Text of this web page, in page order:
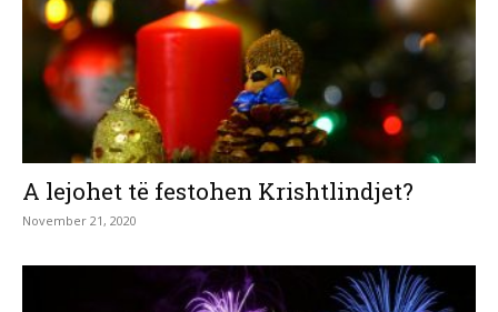
A lejohet të festohen Krishtlindjet?
November 21, 2020